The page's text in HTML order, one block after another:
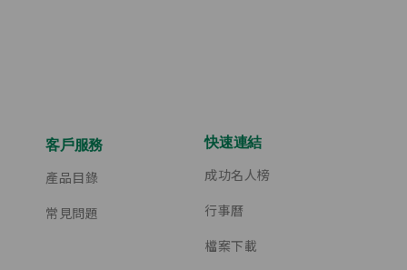
客戶服務
產品目錄
常見問題
快速連結
成功名人榜
行事曆
檔案下載